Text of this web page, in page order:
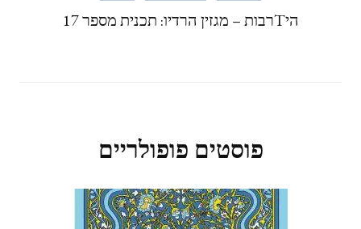
היTרבות – מגזין הרדיו: תכנית מספר 17
פוסטים פופולריים